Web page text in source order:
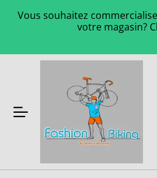
Vous souhaitez
votre magasin?